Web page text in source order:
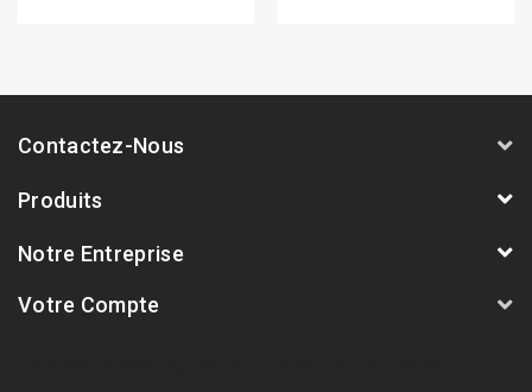
Contactez-Nous
Produits
Notre Entreprise
Votre Compte